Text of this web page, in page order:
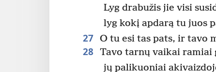
Lyg drabužis jie visi
lyg kokį apdarą tu juos
27 O tu esi tas pats, ir tavo
28 Tavo tarnų vaikai ramiai
jų palikuoniai